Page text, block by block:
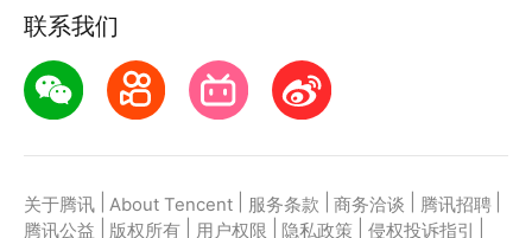
联系我们
关于腾讯 About Tencent 服务条款 商务洽谈 腾讯招聘
腾讯公益
版权所有 用户权限 隐私政策 侵权投诉指引